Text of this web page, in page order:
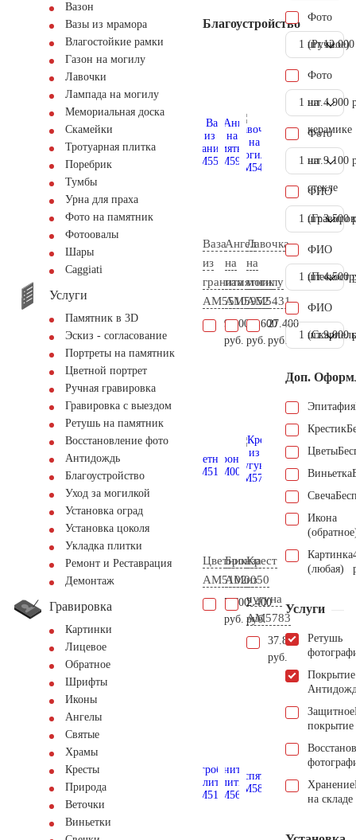
Вазон
Вазы из мрамора
Влагостойкие рамки
Газон на могилу
Лавочки
Лампада на могилу
Мемориальная доска
Скамейки
Тротуарная плитка
Поребрик
Тумбы
Урна для праха
Фото на памятник
Фотоовалы
Шары
Сaggiati
Услуги
Памятник в 3D
Эскиз - согласование
Портреты на памятник
Цветной портрет
Ручная гравировка
Гравировка с выездом
Ретушь на памятник
Восстановление фото
Антидождь
Благоустройство
Уход за могилкой
Установка оград
Установка цоколя
Укладка плитки
Ремонт и Реставрация
Демонтаж
Гравировка
Картинки
Лицевое
Обратное
Шрифты
Иконы
Ангелы
Святые
Храмы
Кресты
Природа
Веточки
Виньетки
Благоустройство
Ваза
из
гранита
AM5510
9.100
руб.
Ангел
на
памятник
AM5952
31.600
руб.
Лавочка
на
могилу
AM5431
27.400
руб.
Цветник
AM5102
7.700
руб.
Бронза
AM0050
2.400
руб.
Крест
из
чугуна
AM5783
37.800
руб.
Фото
(Ручное)
1 шт.
Фото
на
керамике
1 шт. 4.900
Фото
на
стекле
1 шт. 9.100
ФИО
1 шт.3.500
ФИО
1 шт.4.500
ФИО
1 шт.9.000
Доп.
Эпитафия
Крестик
Цветы
Виньетка
Свеча
Икона
Картинка
(любая)
Услуги
Ретушь
Покрытие
Защитное
покрытие
Хранение
на складе